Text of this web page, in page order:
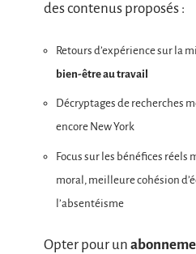
des contenus proposés :
Retours d’expérience sur la
bien-être au travail
Décryptages de recherches
encore New York
Focus sur les bénéfices réels
moral, meilleure cohésion
l’absentéisme
Opter pour un